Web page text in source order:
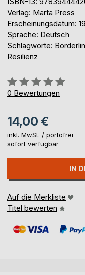
Verlag: Marta Press
Erscheinungsdatum:
Sprache: Deutsch
Schlagworte:
Resilienz
Bewertung::
0%
0 Bewertungen
14,00 €
inkl. MwSt. / portofrei
sofort verfügbar
IN
Auf die Merkliste
Titel bewerten